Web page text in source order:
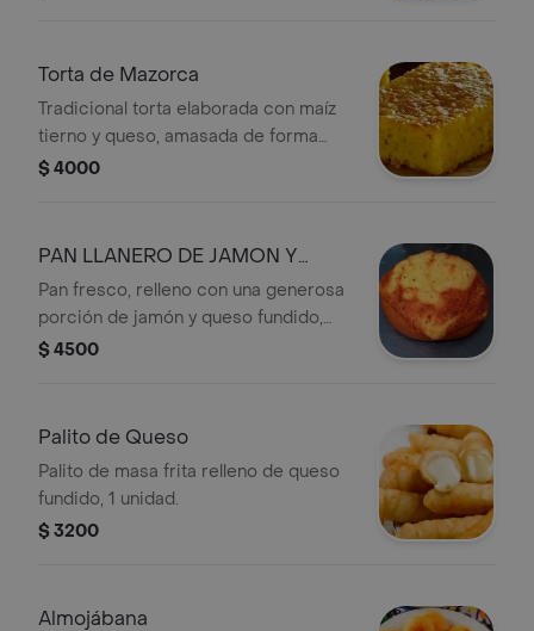
Torta de Mazorca
Tradicional torta elaborada con maíz
tierno y queso, amasada de forma
artesanal para lograr una textura
taza de café.
$ 4000
PAN LLANERO DE JAMON Y
QUESO
Pan fresco, relleno con una generosa
porción de jamón y queso fundido,
preparado al momento para ofrecer
perfecta para acompañar con tu
$ 4500
Palito de Queso
Palito de masa frita relleno de queso
fundido, 1 unidad.
$ 3200
Almojábana